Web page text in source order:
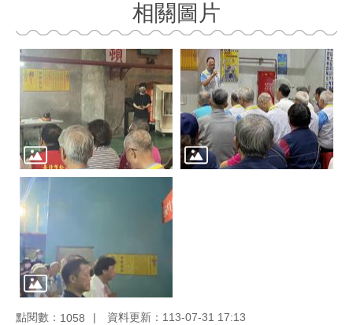
相關圖片
點閱數： 1058
資料更新：113-07-31 17:13